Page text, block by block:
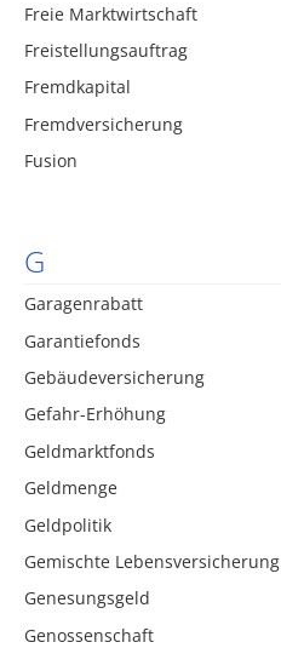
Freie Marktwirtschaft
Freistellungsauftrag
Fremdkapital
Fremdversicherung
Fusion
G
Garagenrabatt
Garantiefonds
Gebäudeversicherung
Gefahr-Erhöhung
Geldmarktfonds
Geldmenge
Geldpolitik
Gemischte Lebensversicherung
Genesungsgeld
Genossenschaft